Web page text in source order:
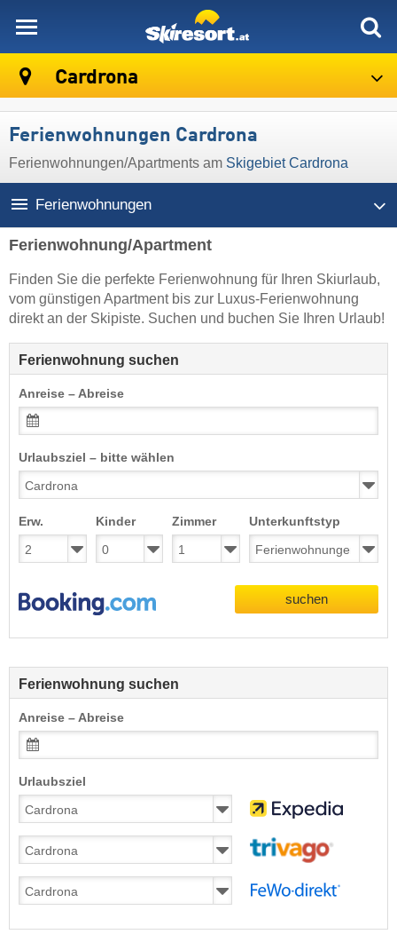
Cardrona
Ferienwohnungen Cardrona
Ferienwohnungen/Apartments am Skigebiet Cardrona
Ferienwohnungen
Ferienwohnung/Apartment
Finden Sie die perfekte Ferienwohnung für Ihren Skiurlaub,
vom günstigen Apartment bis zur Luxus-Ferienwohnung
direkt an der Skipiste. Suchen und buchen Sie Ihren Urlaub!
Ferienwohnung suchen
Anreise – Abreise
Urlaubsziel – bitte wählen
Erw. Kinder Zimmer Unterkunftstyp
suchen
Ferienwohnung suchen
Anreise – Abreise
Urlaubsziel